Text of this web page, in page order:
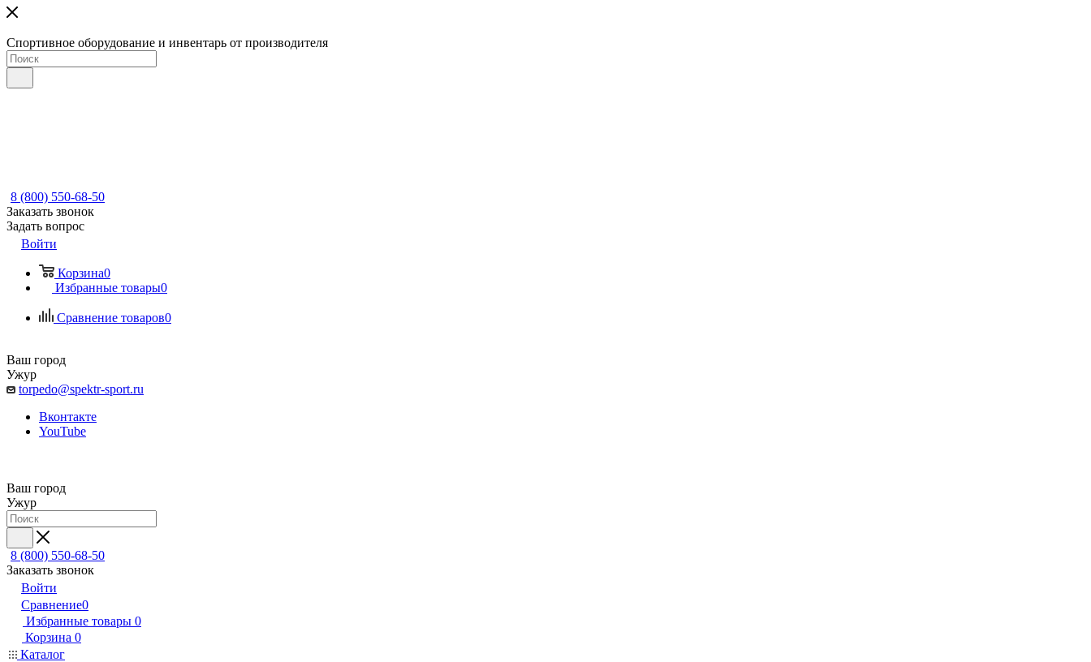
Спортивное оборудование и инвентарь от производителя
8 (800) 550-68-50
Заказать звонок
Задать вопрос
Войти
Корзина0
Избранные товары0
Сравнение товаров0
Ваш город
Ужур
torpedo@spektr-sport.ru
Вконтакте
YouTube
Ваш город
Ужур
8 (800) 550-68-50
Заказать звонок
Войти
Сравнение0
Избранные товары 0
Корзина 0
Каталог